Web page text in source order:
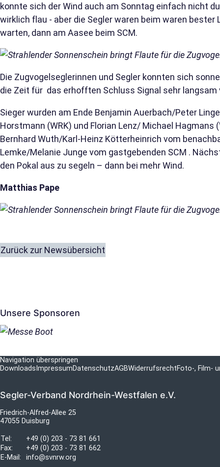
konnte sich der Wind auch am Sonntag einfach nicht
wirklich flau - aber die Segler waren beim waren
warten, dann am Aasee beim SCM.
Die Zugvogelseglerinnen und Segler konnten sich
die Zeit für das erhofften Schluss Signal sehr langsam
Sieger wurden am Ende Benjamin Auerbach/Peter
Horstmann (WRK) und Florian Lenz/ Michael Hagmans
Bernhard Wuth/Karl-Heinz Kötterheinrich vom
Lemke/Melanie Junge vom gastgebenden SCM .
den Pokal aus zu segeln – dann bei mehr Wind.
Matthias Pape
Zurück zur Newsübersicht
Unsere Sponsoren
Navigation überspringen
DownloadsImpressumDatenschutzAGBWiderrufsrechtFoto-, Film-
Segler-Verband Nordrhein-Westfalen e.V.
Friedrich-Alfred-Allee 25
47055 Duisburg
Tel:
+49 (0) 203 - 73 81 661
Fax:
+49 (0) 203 - 73 81 662
E-Mail:
info@svnrw.org